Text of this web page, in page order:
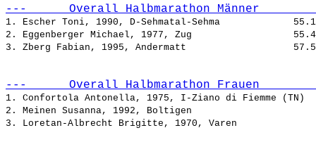
---      Overall Halbmarathon Männer
1. Escher Toni, 1990, D-Sehmatal-Sehma
2. Eggenberger Michael, 1977, Zug
3. Zberg Fabian, 1995, Andermatt
---      Overall Halbmarathon Frauen
1. Confortola Antonella, 1975, I-Ziano di Fiemme (TN)
2. Meinen Susanna, 1992, Boltigen
3. Loretan-Albrecht Brigitte, 1970, Varen